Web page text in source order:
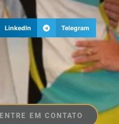
LinkedIn Telegram
ENTRE EM CONTATO